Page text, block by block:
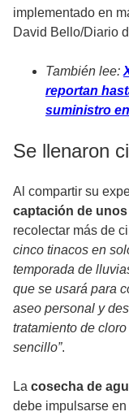
implementado en
David Bello/Diario
También lee:
reportan
suministro
Se llenaron
Al compartir su
captación de
recolectar más de
cinco tinacos en
temporada de
que se usará para
aseo personal y
tratamiento de
sencillo”.
​La cosecha de
debe impulsarse